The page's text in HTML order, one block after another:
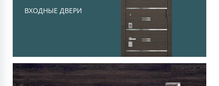
ВХОДНЫЕ ДВЕРИ